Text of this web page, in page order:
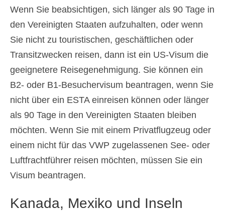
Wenn Sie beabsichtigen, sich länger als 90 Tage in
den Vereinigten Staaten aufzuhalten, oder wenn
Sie nicht zu touristischen, geschäftlichen oder
Transitzwecken reisen, dann ist ein US-Visum die
geeignetere Reisegenehmigung. Sie können ein
B2- oder B1-Besuchervisum beantragen, wenn Sie
nicht über ein ESTA einreisen können oder länger
als 90 Tage in den Vereinigten Staaten bleiben
möchten. Wenn Sie mit einem Privatflugzeug oder
einem nicht für das VWP zugelassenen See- oder
Luftfrachtführer reisen möchten, müssen Sie ein
Visum beantragen.
Kanada, Mexiko und Inseln